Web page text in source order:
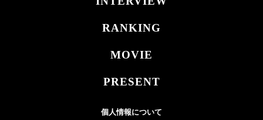
RANKING
MOVIE
PRESENT
個人情報について